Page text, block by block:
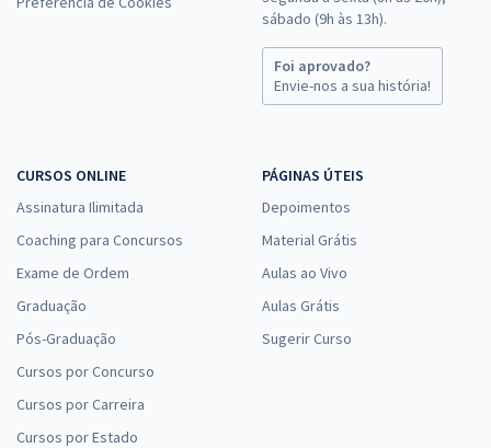
sábado (9h às 13h).
Foi aprovado?
Envie-nos a sua história!
CURSOS ONLINE
Assinatura Ilimitada
Coaching para Concursos
Exame de Ordem
Graduação
Pós-Graduação
Cursos por Concurso
Cursos por Carreira
Cursos por Estado
PÁGINAS ÚTEIS
Depoimentos
Material Grátis
Aulas ao Vivo
Aulas Grátis
Sugerir Curso